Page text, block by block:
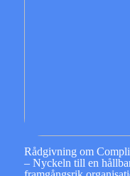
Rådgivning om
– Nyckeln till en